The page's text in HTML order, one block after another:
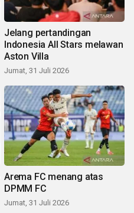
Jelang pertandingan
Indonesia All Stars melawan
Aston Villa
Jumat, 31 Juli 2026
Arema FC menang atas
DPMM FC
Jumat, 31 Juli 2026